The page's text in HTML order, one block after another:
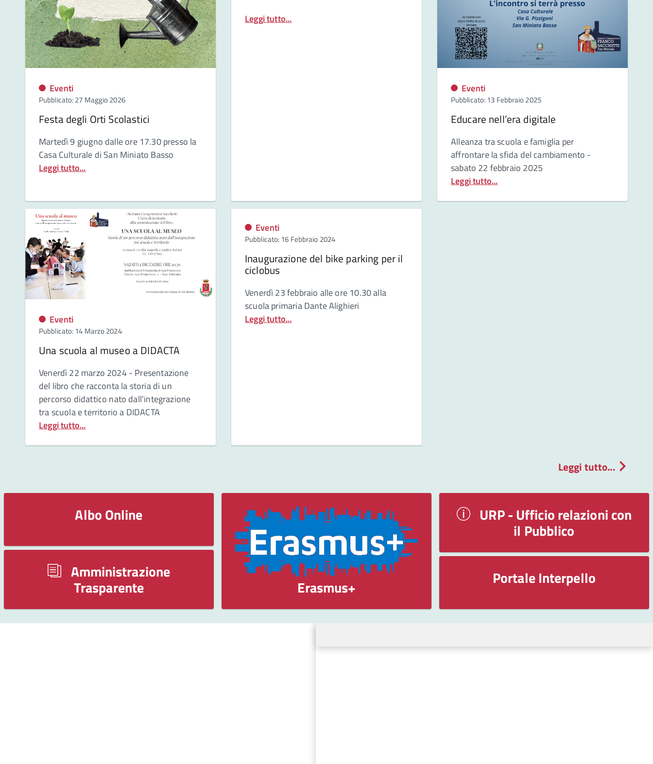
Eventi
Pubblicato: 27 Maggio 2026
Festa degli Orti Scolastici
Martedì9 giugno dalle ore 17.30 presso la
Casa Culturale di San Miniato Basso
Leggi tutto...
Leggi tutto...
Eventi
Pubblicato: 13 Febbraio 2025
Educare nell’era digitale
Alleanza tra scuola e famiglia per
affrontare la sfida del cambiamento -
sabato 22 febbraio 2025
Leggi tutto...
Eventi
Pubblicato: 14 Marzo 2024
Una scuola al museo a DIDACTA
Venerdì 22 marzo 2024 - Presentazione
del libro che racconta la storia di un
percorso didattico nato dall’integrazione
tra scuola e territorio a DIDACTA
Leggi tutto...
Eventi
Pubblicato: 16 Febbraio 2024
Inaugurazione del bike parking per il
ciclobus
Venerdì 23 febbraio alle ore 10.30 alla
scuola primaria Dante Alighieri
Leggi tutto...
Leggi tutto...
Albo Online
Amministrazione
Trasparente Erasmus+
URP - Ufficio relazioni con
il Pubblico
Portale Interpello